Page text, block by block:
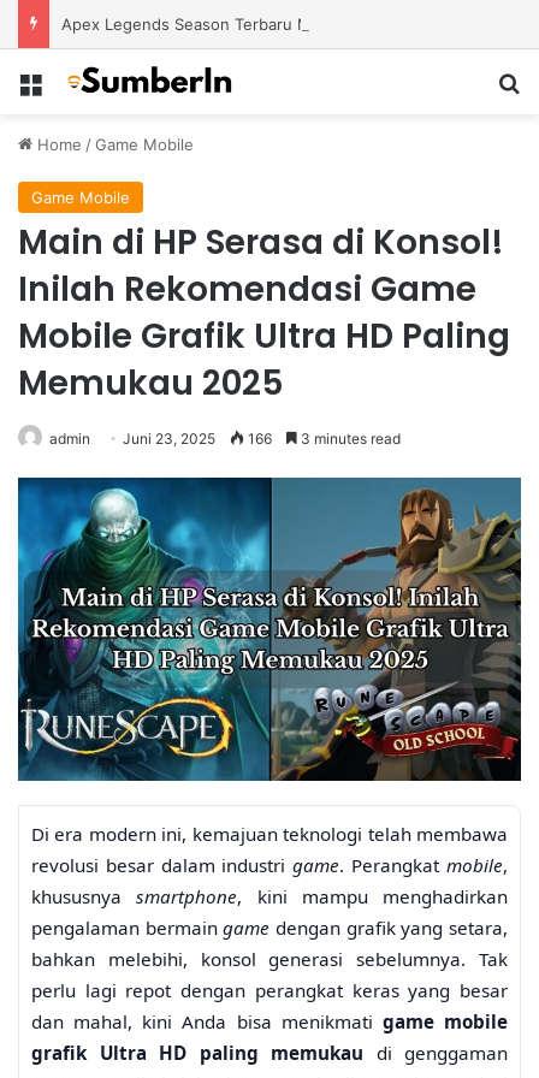
Menu
Home /Game Mobile
Game Mobile
Main di HP Serasa di Konsol!
Inilah Rekomendasi Game
Mobile Grafik Ultra HD Paling
Memukau 2025
admin Juni 23, 2025 166 3 minutes read
Di era modern ini, kemajuan teknologi telah membawa
revolusi besar dalam industrigame. Perangkatmobile,
khususnyasmartphone, kini mampu menghadirkan
pengalaman bermaingame dengan grafik yang setara,
bahkan melebihi, konsol generasi sebelumnya. Tak
perlu lagi repot dengan perangkat keras yang besar
dan mahal, kini Anda bisa menikmati game mobile
grafik Ultra HD paling memukau di genggaman